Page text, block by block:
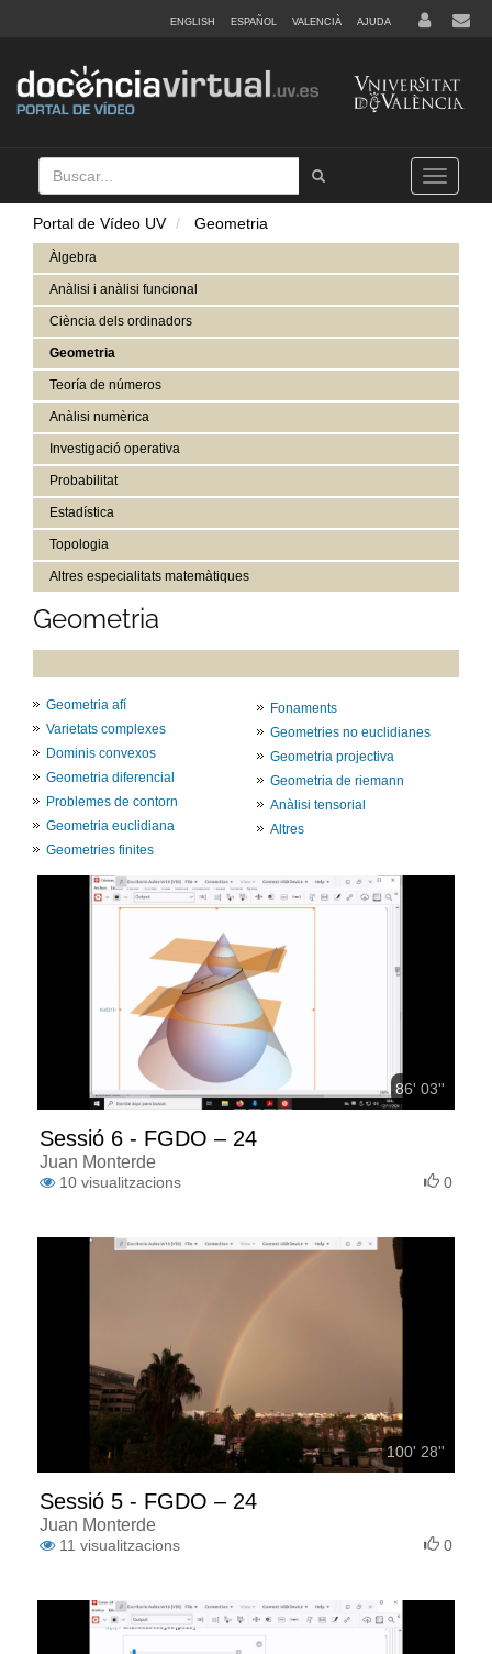
ENGLISH ESPAÑOL VALENCIÀ AJUDA
Buscar
Tramet
Toggle
navigation
Portal de Vídeo UV Geometria
Àlgebra
Anàlisi i anàlisi funcional
Ciència dels ordinadors
Geometria
Teoría de números
Anàlisi numèrica
Investigació operativa
Probabilitat
Estadística
Topologia
Altres especialitats matemàtiques
Geometria
Geometria afí
Varietats complexes
Dominis convexos
Geometria diferencial
Problemes de contorn
Geometria euclidiana
Geometries finites
Fonaments
Geometries no euclidianes
Geometria projectiva
Geometria de riemann
Anàlisi tensorial
Altres
86' 03''
Sessió 6 - FGDO – 24
Juan Monterde
10 visualitzacions 0
100' 28''
Sessió 5 - FGDO – 24
Juan Monterde
11 visualitzacions 0